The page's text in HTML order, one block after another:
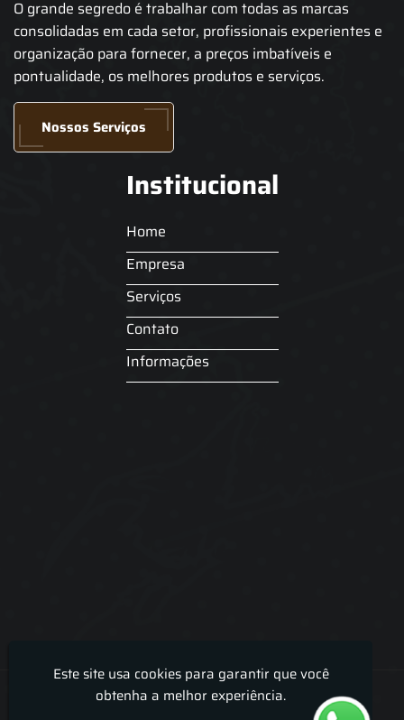
O grande segredo é trabalhar com todas as marcas
consolidadas em cada setor, profissionais experientes e
organização para fornecer, a preços imbatíveis e
pontualidade, os melhores produtos e serviços.
Nossos Serviços
Institucional
Home
Empresa
Serviços
Contato
Informações
Lira Luz Decor - Cortinas sob medidas e persianas
Este site usa cookies para garantir que você
obtenha a melhor experiência.